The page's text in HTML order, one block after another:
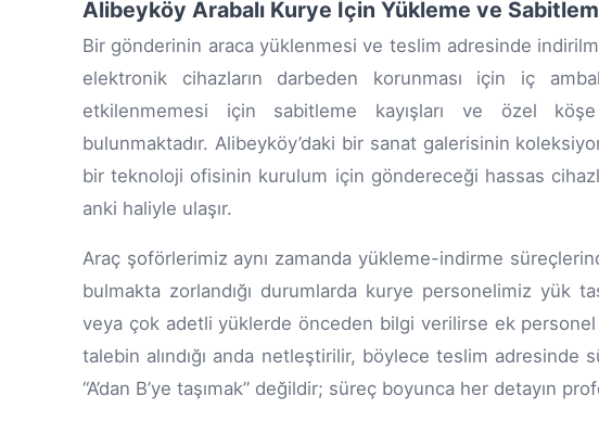
Alibeyköy Arabalı Kurye İçin Yükleme ve
Bir gönderinin araca yüklenmesi ve teslim adresinde
elektronik cihazların darbeden korunması için iç
etkilenmemesi için sabitleme kayışları ve özel köşe
bulunmaktadır. Alibeyköy’daki bir sanat galerisinin
bir teknoloji ofisinin kurulum için göndereceği hassas
anki haliyle ulaşır.
Araç şoförlerimiz aynı zamanda yükleme-indirme
bulmakta zorlandığı durumlarda kurye personelimiz yük
veya çok adetli yüklerde önceden bilgi verilirse ek personel
talebin alındığı anda netleştirilir, böylece teslim adresinde
“A’dan B’ye taşımak” değildir; süreç boyunca her detayın